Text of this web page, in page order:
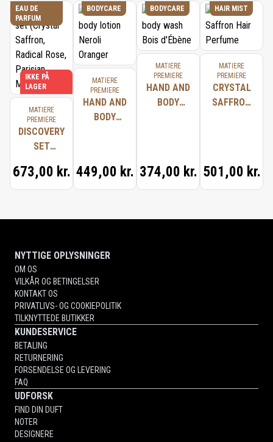
EAU DE
PARFUM
IKKE PÅ
LAGER
MATIERE
PREMIERE
DISCOVERY
SET
SAFFRON,
RADICAL
PARISIAN
673,00 kr.
BODYCARE
MATIERE
PREMIERE
HAND AND
BODY
449,00 kr.
BODYCARE
MATIERE
PREMIERE
HAND AND
BODY
374,00 kr.
HAIR MIST
MATIERE
PREMIERE
CRYSTAL
SAFFRON
501,00 kr.
NYTTIGE OPLYSNINGER
OM OS
VILKÅR OG BETINGELSER
KONTAKT OS
PRIVATLIVS- OG COOKIEPOLITIK
TILKNYTTEDE BUTIKKER
KUNDESERVICE
BETALING
RETURNERING
FORSENDELSE OG LEVERING
FAQ
UDFORSK
FIND DIN DUFT
NOTER
DESIGNERE